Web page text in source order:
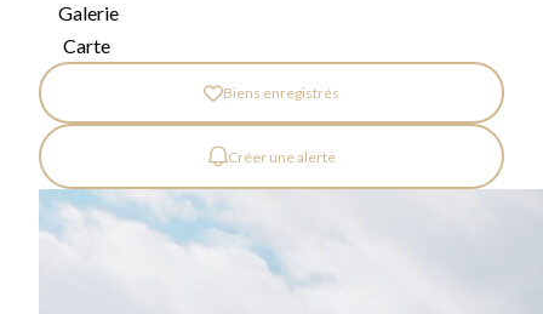
Galerie
Carte
Biens enregistrés
Créer une alerte